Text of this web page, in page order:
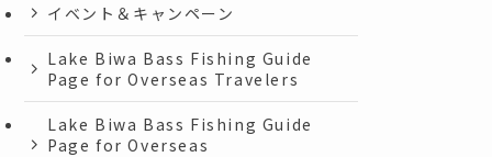
イベント＆キャンペーン
Lake Biwa Bass Fishing Guide
Page for Overseas Travelers
Lake Biwa Bass Fishing Guide
Page for Overseas